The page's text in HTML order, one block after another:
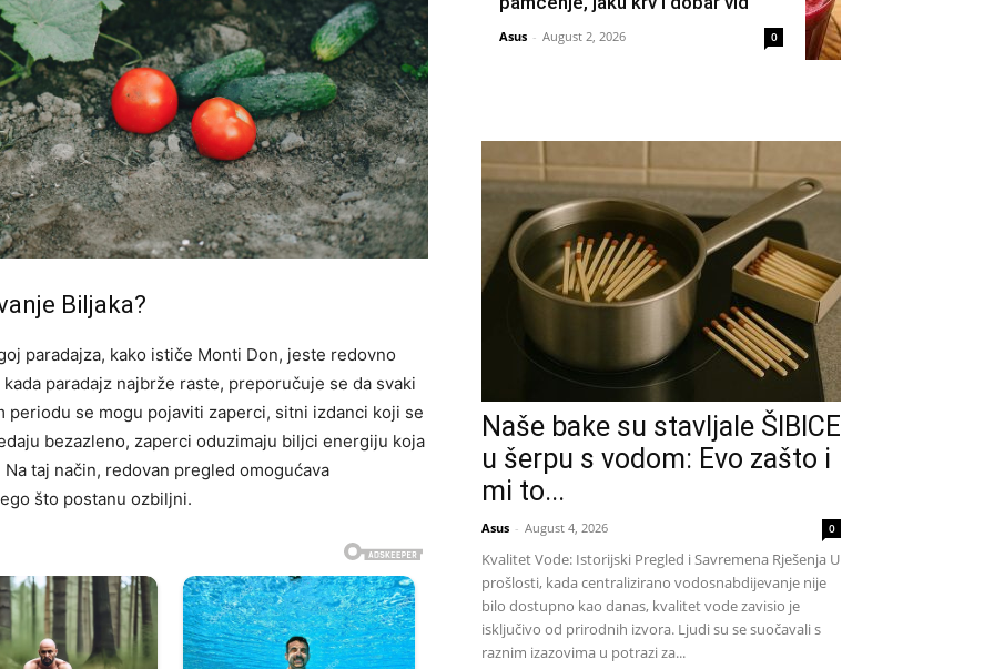
Biljaka?
paradajza, kako ističe Monti Don, jeste redovno
paradajz najbrže raste, preporučuje se da svaki
periodu se mogu pojaviti zaperci, sitni izdanci koji se
bezazleno, zaperci oduzimaju biljci energiju koja
taj način, redovan pregled omogućava
što postanu ozbiljni.
Asus - August 2, 2026 0
Naše bake su stavljale ŠIBICE
u šerpu s vodom: Evo zašto i
mi to...
Asus - August 4, 2026 0
Kvalitet Vode: Istorijski Pregled i Savremena Rješenja U
prošlosti, kada centralizirano vodosnabdijevanje nije
bilo dostupno kao danas, kvalitet vode zavisio je
isključivo od prirodnih izvora. Ljudi su se suočavali s
raznim izazovima u potrazi za...